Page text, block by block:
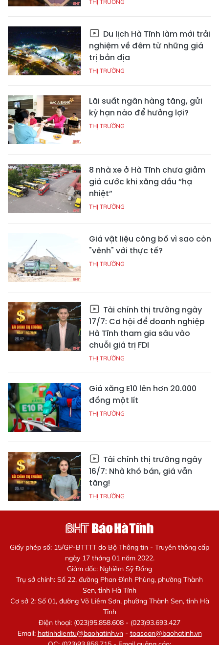
THỊ TRƯỜNG
Du lịch Hà Tĩnh làm mới trải
nghiệm về đêm từ những giá
trị bản địa
THỊ TRƯỜNG
Lãi suất ngân hàng tăng, gửi
kỳ hạn nào để hưởng lợi?
THỊ TRƯỜNG
8 nhà xe ở Hà Tĩnh chưa giảm
giá cước khi xăng dầu “hạ
nhiệt”
THỊ TRƯỜNG
Giá vật liệu công bố vì sao còn
"vênh" với thực tế?
THỊ TRƯỜNG
Tài chính thị trường ngày
17/7: Cơ hội để doanh nghiệp
Hà Tĩnh tham gia sâu vào
chuỗi giá trị FDI
THỊ TRƯỜNG
Giá xăng E10 lên hơn 20.000
đồng một lít
THỊ TRƯỜNG
Tài chính thị trường ngày
16/7: Nhà khó bán, giá vẫn
tăng!
THỊ TRƯỜNG
Giấy phép số: 15/GP-BTTTT do Bộ Thông tin - Truyền thông cấp
ngày 17 tháng 01 năm 2022.
Giám đốc: Nghiêm Sỹ Đống
Trụ sở chính: Số 22, đường Phan Đình Phùng, phường Thành
Sen, tỉnh Hà Tĩnh
Cơ sở 2: Số 01, đường Võ Liêm Sơn, phường Thành Sen, tỉnh Hà
Tĩnh
Điện thoại: (023)95.858.608 - (023)93.693.427
Email: hatinhdientu@baohatinh.vn- toasoan@baohatinh.vn